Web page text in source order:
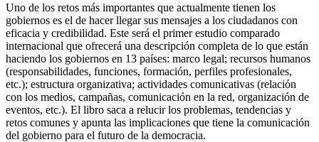
Uno de los retos más importantes que actualmente tienen los
gobiernos es el de hacer llegar sus mensajes a los ciudadanos con
eficacia y credibilidad. Este será el primer estudio comparado
internacional que ofrecerá una descripción completa de lo que están
haciendo los gobiernos en 13 países: marco legal; recursos humanos
(responsabilidades, funciones, formación, perfiles profesionales,
etc.); estructura organizativa; actividades comunicativas (relación
con los medios, campañas, comunicación en la red, organización de
eventos, etc.). El libro saca a relucir los problemas, tendencias y
retos comunes y apunta las implicaciones que tiene la comunicación
del gobierno para el futuro de la democracia.